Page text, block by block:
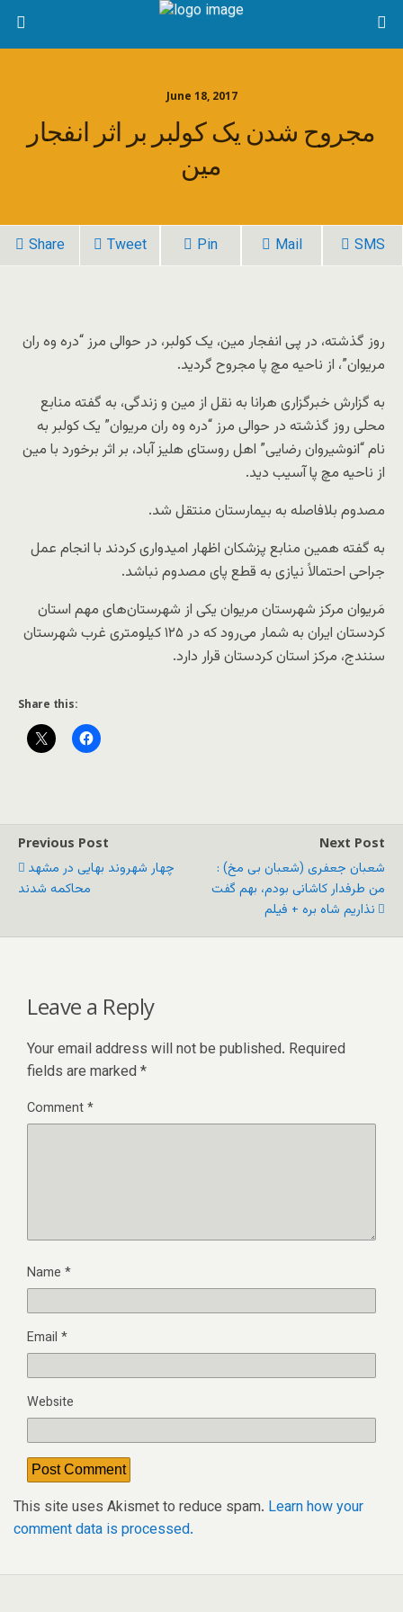
June 18, 2017
مجروح شدن یک کولبر بر اثر انفجار
مین
Share Tweet Pin Mail SMS
روز گذشته، در پی انفجار مین، یک کولبر، در حوالی مرز “دره وه ران
مریوان”، از ناحیه مچ پا مجروح گردید.
به گزارش خبرگزاری هرانا به نقل از مین و زندگی، به گفته منابع
محلی روز گذشته در حوالی مرز “دره وه ران مریوان” یک کولبر به
نام “انوشیروان رضایی” اهل روستای هلیز آباد، بر اثر برخورد با مین
از ناحیه مچ پا آسیب دید.
مصدوم بلافاصله به بیمارستان منتقل شد.
به گفته همین منابع پزشکان اظهار امیدواری کردند با انجام عمل
جراحی احتمالاً نیازی به قطع پای مصدوم نباشد.
مَریوان مرکز شهرستان مریوان یکی از شهرستان‌های مهم استان
کردستان ایران به شمار می‌رود که در ۱۲۵ کیلومتری غرب شهرستان
سنندج، مرکز استان کردستان قرار دارد.
Share this:
Previous Post
چهار شهروند بهایی در مشهد
محاکمه شدند
Next Post
شعبان جعفری (شعبان بی مخ) :
من طرفدار کاشانی بودم، بهم گفت
نذاریم شاه بره + فیلم
Leave a Reply
Your email address will not be published. Required
fields are marked *
Comment*
Name *
Email *
Website
This site uses Akismet to reduce spam. Learn how your
comment data is processed.